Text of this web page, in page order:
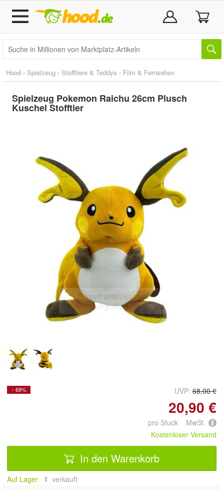
Hood › Spielzeug › Stofftiere & Teddys › Film & Fernsehen
Spielzeug Pokemon Raichu 26cm Plusch
Kuschel Stofftier
Doppelt antippen zum
vergrößern
- 69% UVP: 68,00 €
20,90 €
pro Stuck MwSt.
Kostenloser Versand
In den Warenkorb
Auf Lager 1 verkauft